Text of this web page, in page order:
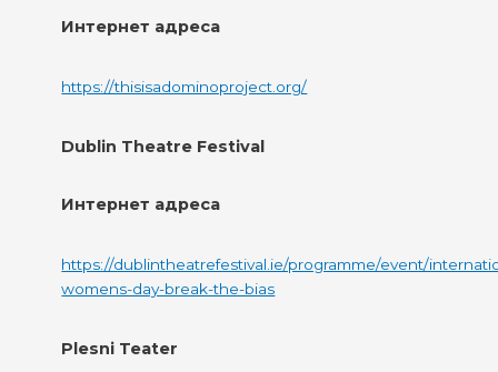
Интернет адреса
https://thisisadominoproject.org/
Dublin Theatre Festival
Интернет адреса
https://dublintheatrefestival.ie/programme/event/
womens-day-break-the-bias
Plesni Teater